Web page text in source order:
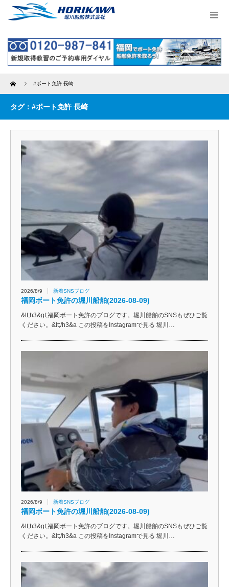
Home #ボート免許 長崎
タグ：#ボート免許 長崎
2026/8/9 新着SNSブログ
福岡ボート免許の堀川船舶(2026-08-09)
&lt;h3&gt;福岡ボート免許のブログです。堀川船舶のSNSもぜひご覧
ください。&lt;/h3&a この投稿をInstagramで見る 堀川…
2026/8/9 新着SNSブログ
福岡ボート免許の堀川船舶(2026-08-09)
&lt;h3&gt;福岡ボート免許のブログです。堀川船舶のSNSもぜひご覧
ください。&lt;/h3&a この投稿をInstagramで見る 堀川…